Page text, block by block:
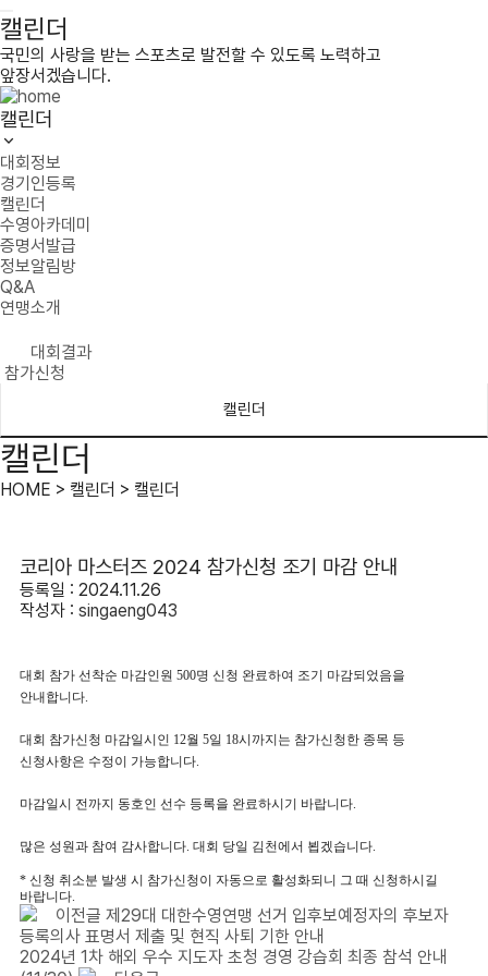
캘린더
국민의 사랑을 받는 스포츠로 발전할 수 있도록 노력하고
앞장서겠습니다.
캘린더
대회정보
경기인등록
캘린더
수영아카데미
증명서발급
정보알림방
Q&A
연맹소개
대회결과
참가신청
캘린더
캘린더
HOME > 캘린더 > 캘린더
코리아 마스터즈 2024 참가신청 조기 마감 안내
등록일 : 2024.11.26
작성자 : singaeng043
대회 참가 선착순 마감인원 500명 신청 완료하여 조기 마감되었음을
안내합니다.
대회 참가신청 마감일시인 12월 5일 18시까지는 참가신청한 종목 등
신청사항은 수정이 가능합니다.
마감일시 전까지 동호인 선수 등록을 완료하시기 바랍니다.
많은 성원과 참여 감사합니다. 대회 당일 김천에서 뵙겠습니다.
* 신청 취소분 발생 시 참가신청이 자동으로 활성화되니 그 때 신청하시길
바랍니다.
이전글 제29대 대한수영연맹 선거 입후보예정자의 후보자
등록의사 표명서 제출 및 현직 사퇴 기한 안내
2024년 1차 해외 우수 지도자 초청 경영 강습회 최종 참석 안내